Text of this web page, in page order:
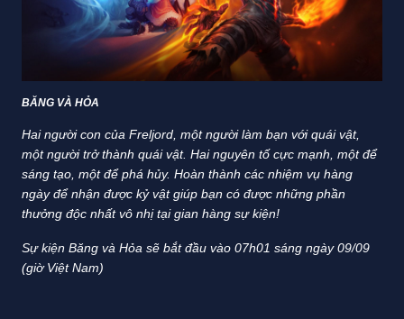
BĂNG VÀ HỎA
Hai người con của Freljord, một người làm bạn với quái vật,
một người trở thành quái vật. Hai nguyên tố cực mạnh, một để
sáng tạo, một để phá hủy. Hoàn thành các nhiệm vụ hàng
ngày để nhận được kỷ vật giúp bạn có được những phần
thưởng độc nhất vô nhị tại gian hàng sự kiện!
Sự kiện Băng và Hỏa sẽ bắt đầu vào 07h01 sáng ngày 09/09
(giờ Việt Nam)